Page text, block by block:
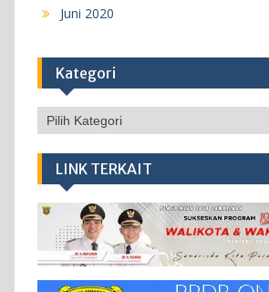
Juni 2020
Kategori
Kategori
LINK TERKAIT